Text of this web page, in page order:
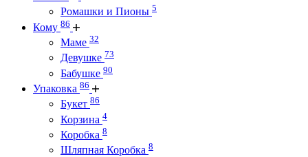
Ромашки и Пионы 5
Кому 86
Маме 32
Девушке 73
Бабушке 90
Упаковка 86
Букет 86
Корзина 4
Коробка 8
Шляпная Коробка 8